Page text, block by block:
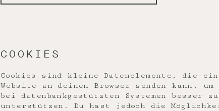
COOKIES
Cookies sind kleine Datenelemente, die
Website an deinen Browser senden kann, um
bei datenbankgestützten Systemen besser zu
unterstützen. Du hast jedoch die